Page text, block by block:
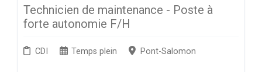
Technicien de maintenance - Poste à
forte autonomie F/H
CDI Temps plein Pont-Salomon